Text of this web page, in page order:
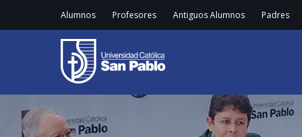
Alumnos Profesores Antiguos Alumnos Padres